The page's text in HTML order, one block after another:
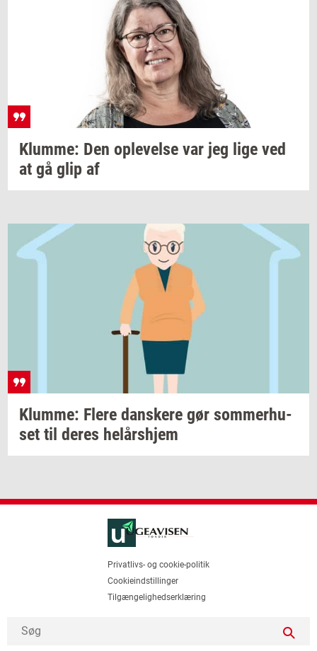
Klum­me: Den op­le­vel­se var jeg lige ved
at gå glip af
Klum­me: Flere dan­ske­re gør som­mer­hu­
set til deres helårs­hjem
Privatlivs- og cookie-politik
Cookieindstillinger
Tilgængelighedserklæring